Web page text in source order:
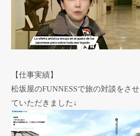
【仕事実績】
松坂屋のFUNNESSで旅の対談をさせ
ていただきました↓